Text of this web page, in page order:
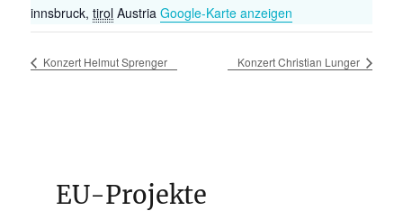
innsbruck, tirol Austria Google-Karte anzeigen
Konzert Helmut Sprenger Konzert Christian Lunger
EU-Projekte